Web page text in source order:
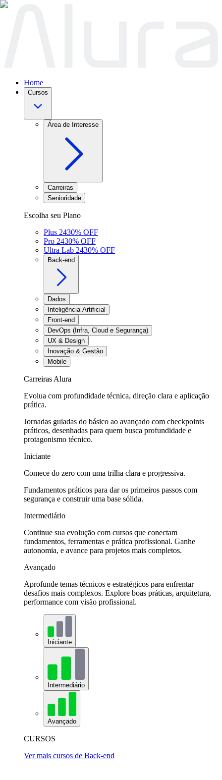
Home
Cursos
Área de Interesse
Carreiras
Senioridade
Escolha seu Plano
Plus 2430% OFF
Pro 2430% OFF
Ultra Lab 2430% OFF
Back-end
Dados
Inteligência Artificial
Front-end
DevOps (Infra, Cloud e Segurança)
UX & Design
Inovação & Gestão
Mobile
Carreiras Alura
Evolua com profundidade técnica, direção clara e aplicação
prática.
Jornadas guiadas do básico ao avançado com checkpoints
práticos, desenhadas para quem busca profundidade e
protagonismo técnico.
Iniciante
Comece do zero com uma trilha clara e progressiva.
Fundamentos práticos para dar os primeiros passos com
segurança e construir uma base sólida.
Intermediário
Continue sua evolução com cursos que conectam
fundamentos, ferramentas e prática profissional. Ganhe
autonomia, e avance para projetos mais completos.
Avançado
Aprofunde temas técnicos e estratégicos para enfrentar
desafios mais complexos. Explore boas práticas, arquitetura,
performance com visão profissional.
Iniciante
Intermediário
Avançado
CURSOS
Ver mais cursos de Back-end